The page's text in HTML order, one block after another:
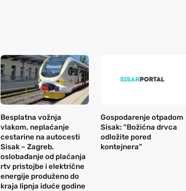
Besplatna vožnja
vlakom, neplaćanje
cestarine na autocesti
Sisak – Zagreb,
oslobađanje od plaćanja
rtv pristojbe i električne
energije produženo do
kraja lipnja iduće godine
Gospodarenje otpadom
Sisak: “Božićna drvca
odložite pored
kontejnera”